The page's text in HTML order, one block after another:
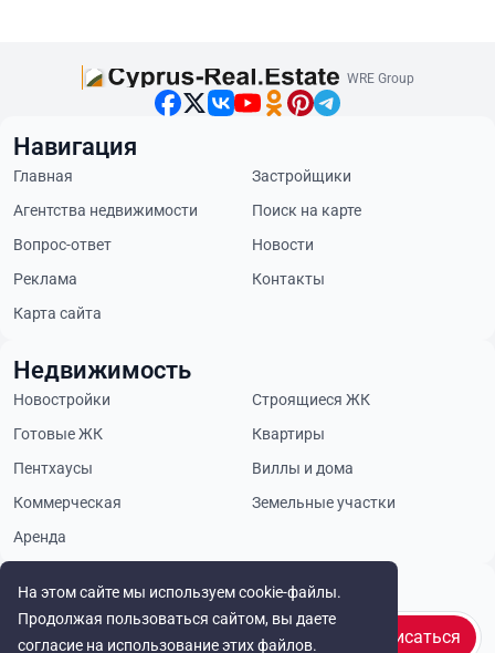
На этом сайте мы используем cookie-файлы.
Продолжая пользоваться сайтом, вы даете
согласие на использование этих файлов.
WRE Group
Будьте в курсе
Подписаться
Навигация
Главная
Застройщики
Агентства недвижимости
Поиск на карте
Вопрос-ответ
Новости
Реклама
Контакты
Карта сайта
Недвижимость
Новостройки
Строящиеся ЖК
Готовые ЖК
Квартиры
Пентхаусы
Виллы и дома
Коммерческая
Земельные участки
Аренда